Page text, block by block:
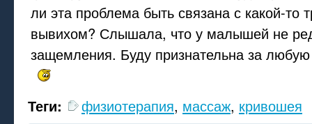
ли эта проблема быть связана с какой-то
вывихом? Слышала, что у малышей не
защемления. Буду признательна за
Теги: физиотерапия, массаж, кривошея